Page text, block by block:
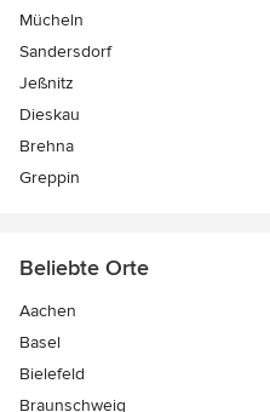
Mücheln
Sandersdorf
Jeßnitz
Dieskau
Brehna
Greppin
Beliebte Orte
Aachen
Basel
Bielefeld
Braunschweig